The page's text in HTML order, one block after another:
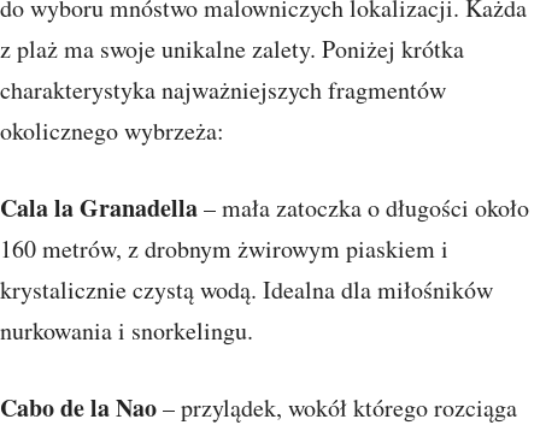
do wyboru mnóstwo malowniczych lokalizacji. Każda
z plaż ma swoje unikalne zalety. Poniżej krótka
charakterystyka najważniejszych fragmentów
okolicznego wybrzeża:
Cala la Granadella– mała zatoczka o długości około
160 metrów, z drobnym żwirowym piaskiem i
krystalicznie czystą wodą. Idealna dla miłośników
nurkowania i snorkelingu.
Cabo de la Nao– przylądek, wokół którego rozciąga